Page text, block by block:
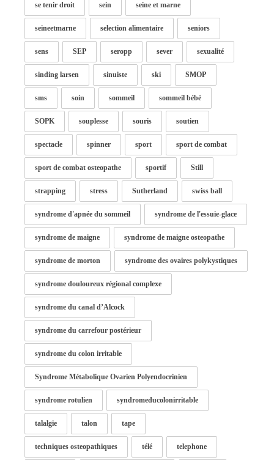
se tenir droit sein seine et marne
seineetmarne selection alimentaire seniors
sens SEP seropp sever sexualité
sinding larsen sinuiste ski SMOP
sms soin sommeil sommeil bébé
SOPK souplesse souris soutien
spectacle spinner sport sport de combat
sport de combat osteopathe sportif Still
strapping stress Sutherland swiss ball
syndrome d'apnée du sommeil syndrome de l'essuie-glace
syndrome de maigne syndrome de maigne osteopathe
syndrome de morton syndrome des ovaires polykystiques
syndrome douloureux régional complexe
syndrome du canal d’Alcock
syndrome du carrefour postérieur
syndrome du colon irritable
Syndrome Métabolique Ovarien Polyendocrinien
syndrome rotulien syndromeducolonirritable
talalgie talon tape
techniques osteopathiques télé telephone